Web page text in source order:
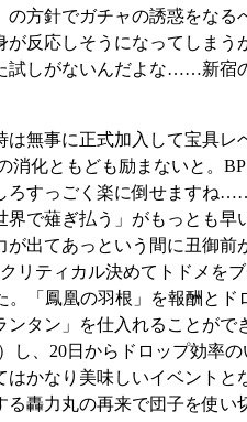
方針でガチャの誘惑をなる
反応しそうになってしまう
試しがないんだよな……新宿
無事に正式加入して宝具レ
化ともども励まないと。
ろすっごく楽に倒せますね
で薙ぎ払う」がもっとも早
出てあっという間に丑御前
リティカル決めてトドメを
「鳳凰の羽根」を報酬とド
タン」を仕入れることがで
し、20日からドロップ効率
かなり美味しいイベントと
轟力丸の再来で団子を使い